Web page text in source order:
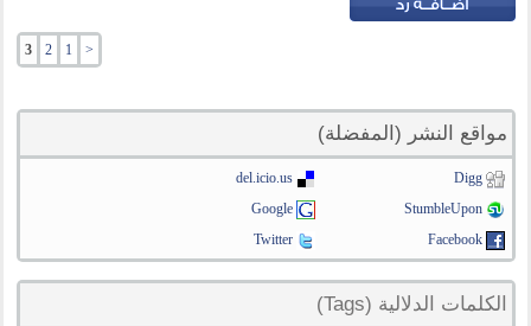
<
1
2
3
مواقع النشر (المفضلة)
Digg
del.icio.us
StumbleUpon
Google
Facebook
Twitter
الكلمات الدلالية (Tags)